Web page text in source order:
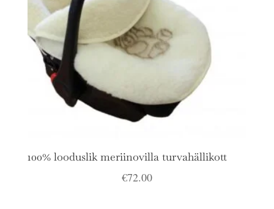
100% looduslik meriinovilla turvahällikott
€72.00